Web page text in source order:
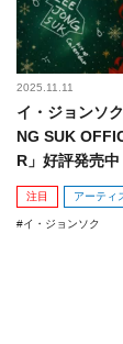
2025.11.11
イ・ジョンソ
NG SUK
R」好評発売中
注目 アーティ
イ・ジョンソク